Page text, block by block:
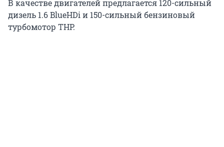
В качестве двигателей предлагается 120-сильный
дизель 1.6 BlueHDi и 150-сильный бензиновый
турбомотор THP.